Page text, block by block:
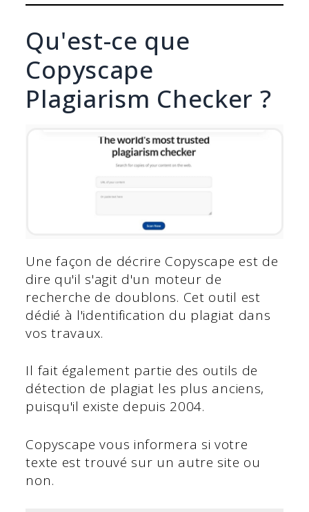
Qu'est-ce que
Copyscape
Plagiarism Checker ?
Une façon de décrire Copyscape est de
dire qu'il s'agit d'un moteur de
recherche de doublons. Cet outil est
dédié à l'identification du plagiat dans
vos travaux.
Il fait également partie des outils de
détection de plagiat les plus anciens,
puisqu'il existe depuis 2004.
Copyscape vous informera si votre
texte est trouvé sur un autre site ou
non.